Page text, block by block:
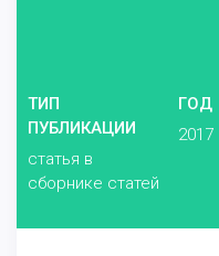
ТИП
ПУБЛИКАЦИИ
статья в
сборнике статей
ГОД
2017